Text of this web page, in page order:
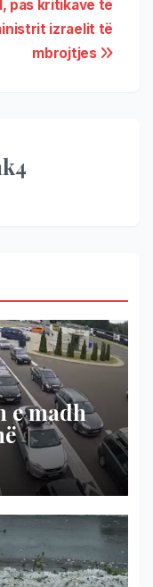
pas kritikave të
izraelit të
mbrojtjes
e madh